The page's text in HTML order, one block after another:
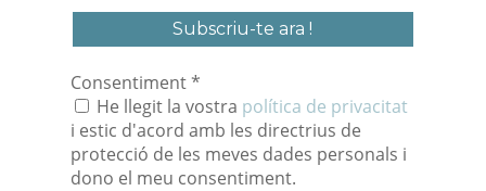
correu
Consentiment*
He llegit la vostra política de privacitat
i estic d'acord amb les directrius de
protecció de les meves dades personals i
dono el meu consentiment.